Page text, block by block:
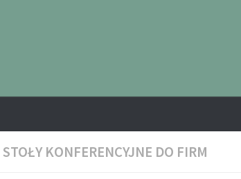
STOŁY KONFERENCYJNE DO FIRM